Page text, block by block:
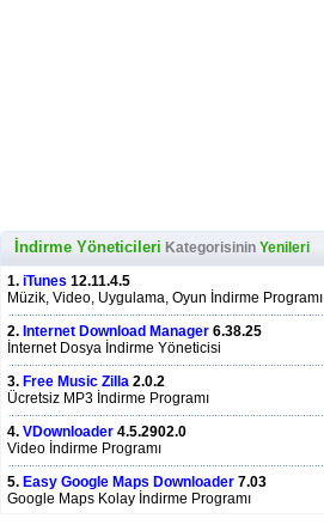
İndirme Yöneticileri Kategorisinin Yenileri
1. iTunes 12.11.4.5
Müzik, Video, Uygulama, Oyun İndirme Programı
2. Internet Download Manager 6.38.25
İnternet Dosya İndirme Yöneticisi
3. Free Music Zilla 2.0.2
Ücretsiz MP3 İndirme Programı
4. VDownloader 4.5.2902.0
Video İndirme Programı
5. Easy Google Maps Downloader 7.03
Google Maps Kolay İndirme Programı